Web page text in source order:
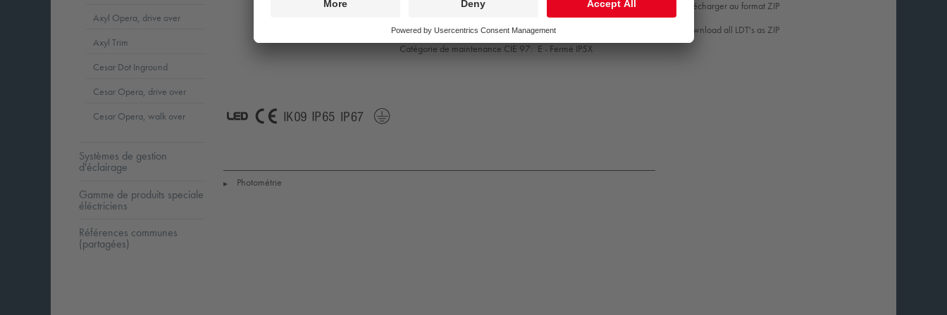
Télécharger au format ZIP
Download all LDT's as ZIP
1x LED_DRV
16,6 W Facteur de puissance = 0,95
Gestion d’éclairage: Dali2Dim
Catégorie de maintenance CIE 97: E - Fermé IP5X
▶ Photométrie
Axyl Opera, drive over
Axyl Trim
Cesar Dot Inground
Cesar Opera, drive over
Cesar Opera, walk over
Systèmes de gestion
d'éclairage
Gamme de produits speciale
éléctriciens
Références communes
(partagées)